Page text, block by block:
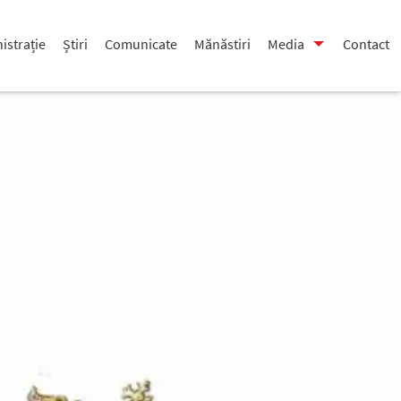
Știri Comunicate Mănăstiri Media Contact